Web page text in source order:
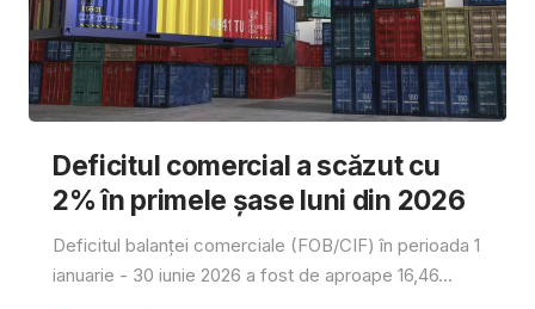
Deficitul comercial a scăzut cu
2% în primele șase luni din 2026
Deficitul balanței comerciale (FOB/CIF) în perioada 1
ianuarie - 30 iunie 2026 a fost de aproape 16,46...